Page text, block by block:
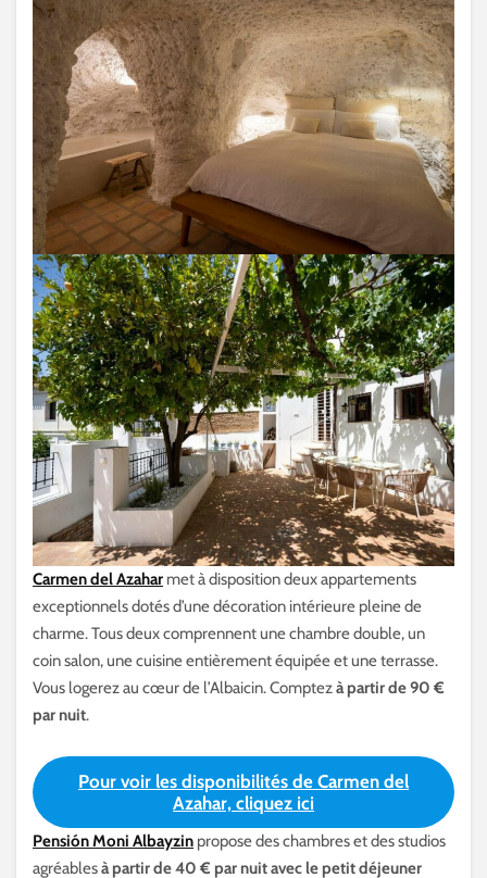
Carmen del Azahar met à disposition deux appartements
exceptionnels dotés d’une décoration intérieure pleine de
charme. Tous deux comprennent une chambre double, un
coin salon, une cuisine entièrement équipée et une terrasse.
Vous logerez au cœur de l’Albaicin. Comptezà partir de 90 €
par nuit.
Pour voir les disponibilités de Carmen del
Azahar, cliquez ici
Pensión Moni Albayzin propose des chambres et des studios
agréablesà partir de 40 € par nuitavec le petit déjeuner